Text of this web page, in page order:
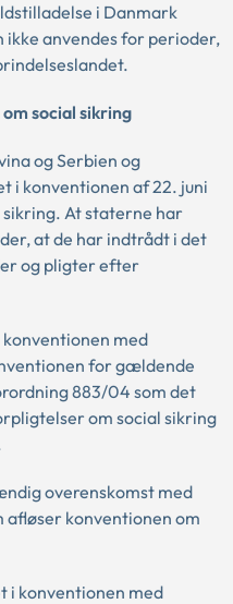
i Danmark
anvendes for perioder,
social sikring
og Serbien og
i konventionen af 22. juni
sikring. At staterne har
at de har indtrådt i det
og pligter efter
med
for gældende
883/04 som det
om social sikring
overenskomst med
afløser konventionen om
i konventionen med